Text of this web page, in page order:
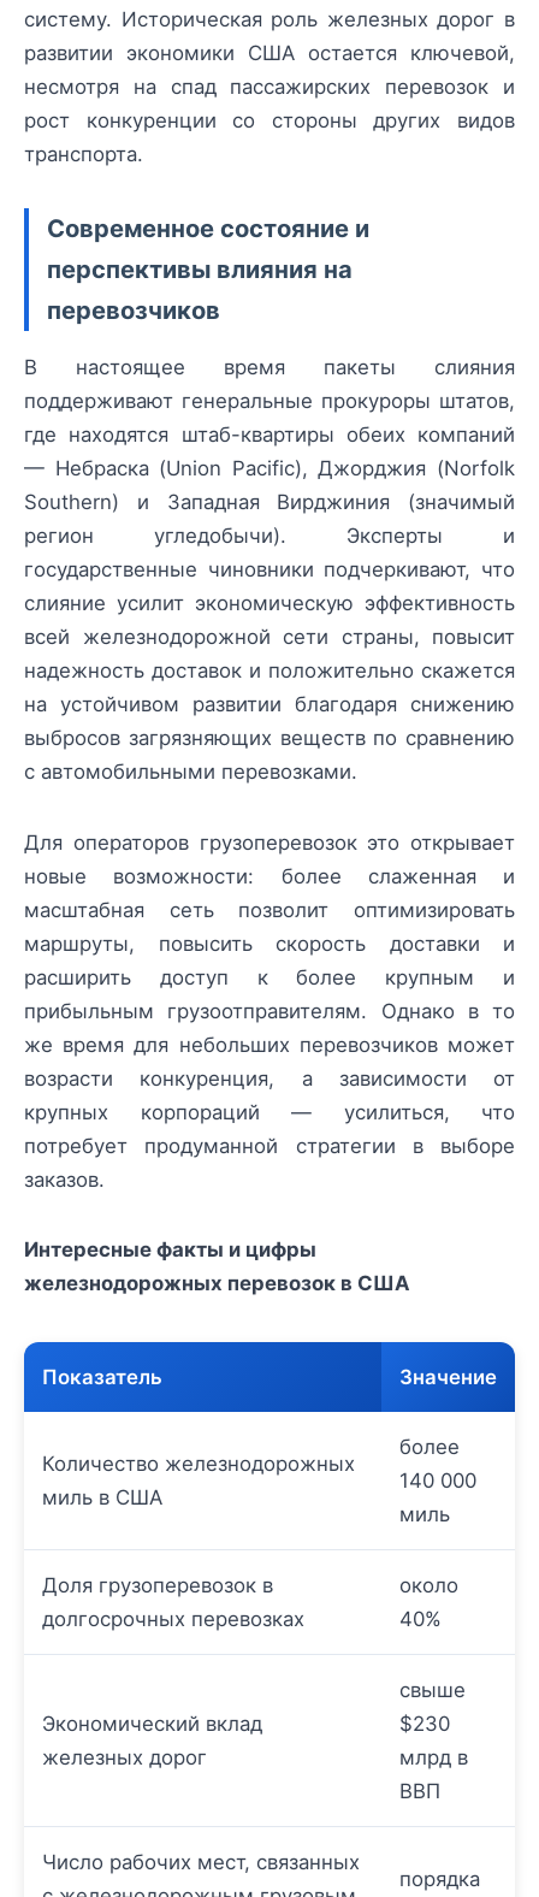
систему. Историческая роль железных дорог в
развитии экономики США остается ключевой,
несмотря на спад пассажирских перевозок и
рост конкуренции со стороны других видов
транспорта.
Современное состояние и
перспективы влияния на
перевозчиков
В настоящее время пакеты слияния
поддерживают генеральные прокуроры штатов,
где находятся штаб-квартиры обеих компаний
— Небраска (Union Pacific), Джорджия (Norfolk
Southern) и Западная Вирджиния (значимый
регион угледобычи). Эксперты и
государственные чиновники подчеркивают, что
слияние усилит экономическую эффективность
всей железнодорожной сети страны, повысит
надежность доставок и положительно скажется
на устойчивом развитии благодаря снижению
выбросов загрязняющих веществ по сравнению
с автомобильными перевозками.
Для операторов грузоперевозок это открывает
новые возможности: более слаженная и
масштабная сеть позволит оптимизировать
маршруты, повысить скорость доставки и
расширить доступ к более крупным и
прибыльным грузоотправителям. Однако в то
же время для небольших перевозчиков может
возрасти конкуренция, а зависимости от
крупных корпораций — усилиться, что
потребует продуманной стратегии в выборе
заказов.
Интересные факты и цифры
железнодорожных перевозок в США
Показатель Значение
Количество железнодорожных
миль в США
более
140 000
миль
Доля грузоперевозок в
долгосрочных перевозках
около
40%
Экономический вклад
железных дорог
свыше
$230
млрд в
ВВП
Число рабочих мест, связанных
порядка